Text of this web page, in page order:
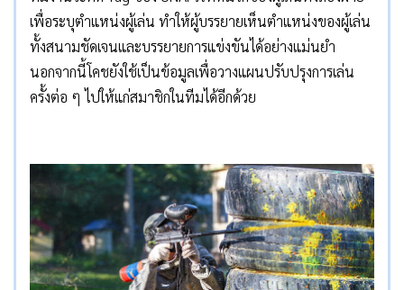
เพื่อระบุตำแหน่งผู้เล่น ทำให้ผู้บรรยายเห็นตำแหน่งของผู้เล่น
ทั้งสนามชัดเจนและบรรยายการแข่งขันได้อย่างแม่นยำ
นอกจากนี้โคชยังใช้เป็นข้อมูลเพื่อวางแผนปรับปรุงการเล่น
ครั้งต่อ ๆ ไปให้แก่สมาชิกในทีมได้อีกด้วย